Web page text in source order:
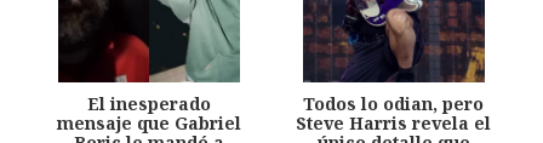
El inesperado
mensaje que Gabriel
Todos lo odian, pero
Steve Harris revela el